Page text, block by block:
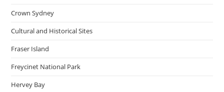
Crown Sydney
Cultural and Historical Sites
Fraser Island
Freycinet National Park
Hervey Bay